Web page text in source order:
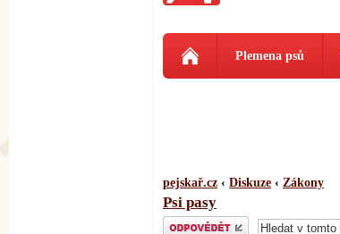
Plemena psů
pejskař.cz ‹ Diskuze ‹ Zákony
Psi pasy
Odeslat odpověď